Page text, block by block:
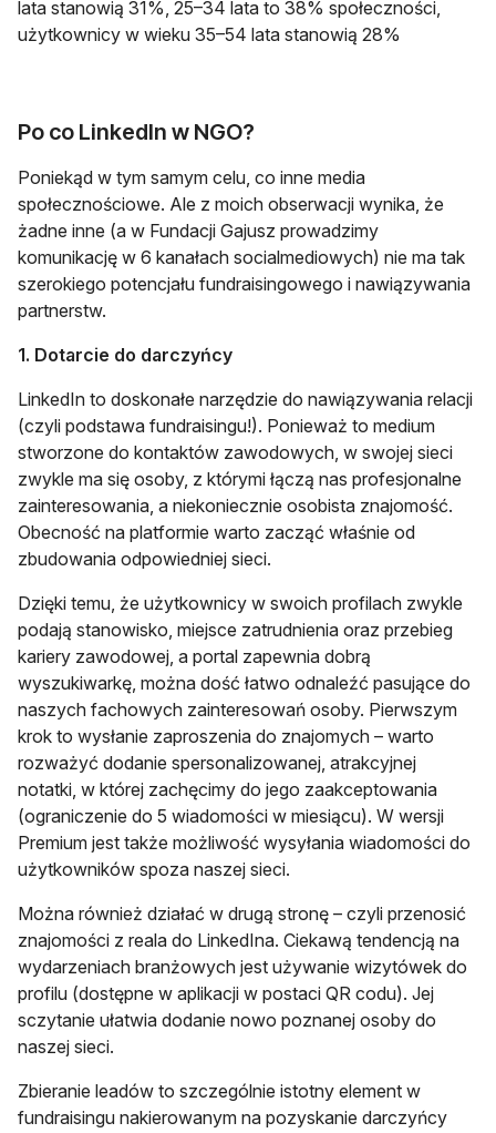
lata stanowią 31%, 25–34 lata to 38% społeczności,
użytkownicy w wieku 35–54 lata stanowią 28%
Po co LinkedIn w NGO?
Poniekąd w tym samym celu, co inne media
społecznościowe. Ale z moich obserwacji wynika, że
żadne inne (a w Fundacji Gajusz prowadzimy
komunikację w 6 kanałach socialmediowych) nie ma tak
szerokiego potencjału fundraisingowego i nawiązywania
partnerstw.
1. Dotarcie do darczyńcy
LinkedIn to doskonałe narzędzie do nawiązywania relacji
(czyli podstawa fundraisingu!). Ponieważ to medium
stworzone do kontaktów zawodowych, w swojej sieci
zwykle ma się osoby, z którymi łączą nas profesjonalne
zainteresowania, a niekoniecznie osobista znajomość.
Obecność na platformie warto zacząć właśnie od
zbudowania odpowiedniej sieci.
Dzięki temu, że użytkownicy w swoich profilach zwykle
podają stanowisko, miejsce zatrudnienia oraz przebieg
kariery zawodowej, a portal zapewnia dobrą
wyszukiwarkę, można dość łatwo odnaleźć pasujące do
naszych fachowych zainteresowań osoby. Pierwszym
krok to wysłanie zaproszenia do znajomych – warto
rozważyć dodanie spersonalizowanej, atrakcyjnej
notatki, w której zachęcimy do jego zaakceptowania
(ograniczenie do 5 wiadomości w miesiącu). W wersji
Premium jest także możliwość wysyłania wiadomości do
użytkowników spoza naszej sieci.
Można również działać w drugą stronę – czyli przenosić
znajomości z reala do LinkedIna. Ciekawą tendencją na
wydarzeniach branżowych jest używanie wizytówek do
profilu (dostępne w aplikacji w postaci QR codu). Jej
sczytanie ułatwia dodanie nowo poznanej osoby do
naszej sieci.
Zbieranie leadów to szczególnie istotny element w
fundraisingu nakierowanym na pozyskanie darczyńcy